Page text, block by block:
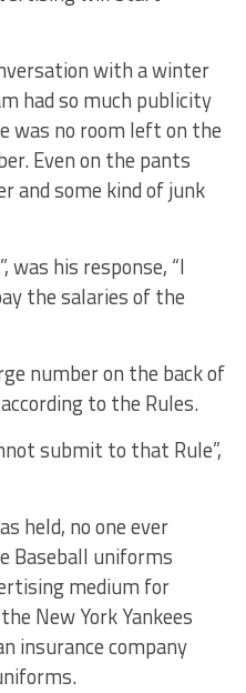
with a winter
had so much publicity
was no room left on the
Even on the pants
and some kind of junk
was his response, “I
the salaries of the
number on the back of
to the Rules.
submit to that Rule”,
held, no one ever
Baseball uniforms
medium for
New York Yankees
insurance company